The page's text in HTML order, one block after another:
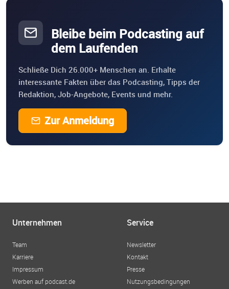
Bleibe beim Podcasting auf
dem Laufenden
Schließe Dich 26.000+ Menschen an. Erhalte
interessante Fakten über das Podcasting, Tipps der
Redaktion, Job-Angebote, Events und mehr.
Zur Anmeldung
Unternehmen
Team
Karriere
Impressum
Werben auf podcast.de
Service
Newsletter
Kontakt
Presse
Nutzungsbedingungen